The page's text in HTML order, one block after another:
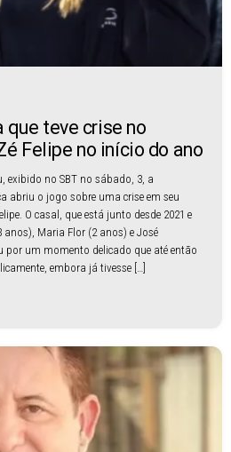
teve crise no
Felipe no início do ano
exibido no SBT no sábado, 3, a
abriu o jogo sobre uma crise em seu
O casal, que está junto desde 2021 e
Maria Flor (2 anos) e José
por um momento delicado que até então
embora já tivesse […]